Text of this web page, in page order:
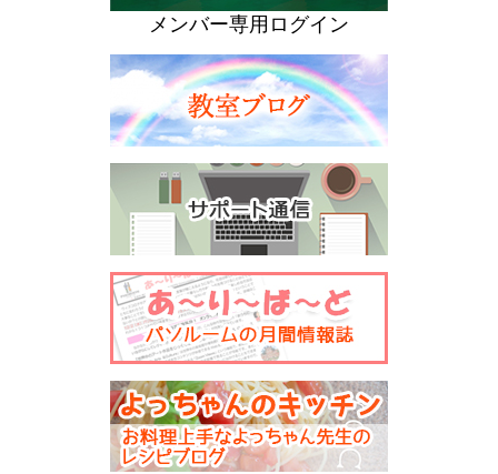
メンバー専用ログイン